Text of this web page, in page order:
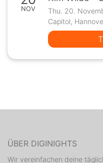
NOV
Thu. 20.
Capitol,
ÜBER DIGINIGHTS
Wir vereinfachen deine